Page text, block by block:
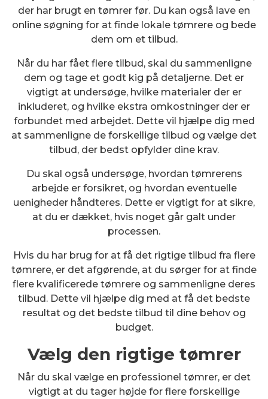
der har brugt en tømrer før. Du kan også lave en
online søgning for at finde lokale tømrere og bede
dem om et tilbud.
Når du har fået flere tilbud, skal du sammenligne
dem og tage et godt kig på detaljerne. Det er
vigtigt at undersøge, hvilke materialer der er
inkluderet, og hvilke ekstra omkostninger der er
forbundet med arbejdet. Dette vil hjælpe dig med
at sammenligne de forskellige tilbud og vælge det
tilbud, der bedst opfylder dine krav.
Du skal også undersøge, hvordan tømrerens
arbejde er forsikret, og hvordan eventuelle
uenigheder håndteres. Dette er vigtigt for at sikre,
at du er dækket, hvis noget går galt under
processen.
Hvis du har brug for at få det rigtige tilbud fra flere
tømrere, er det afgørende, at du sørger for at finde
flere kvalificerede tømrere og sammenligne deres
tilbud. Dette vil hjælpe dig med at få det bedste
resultat og det bedste tilbud til dine behov og
budget.
Vælg den rigtige tømrer
Når du skal vælge en professionel tømrer, er det
vigtigt at du tager højde for flere forskellige